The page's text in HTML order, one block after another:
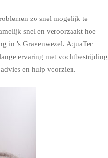
zo snel mogelijk te
snel en veroorzaakt hoe
in 's Gravenwezel. AquaTec
ervaring met vochtbestrijding
en hulp voorzien.